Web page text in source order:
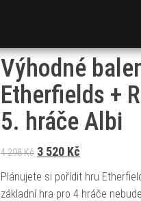
Výhodné
Etherfields +
5. hráče Albi
4 298Kč Původní cena byla: 4
3 520 KčAktuální
Plánujete si pořídit hru
základní hra pro 4 hráče